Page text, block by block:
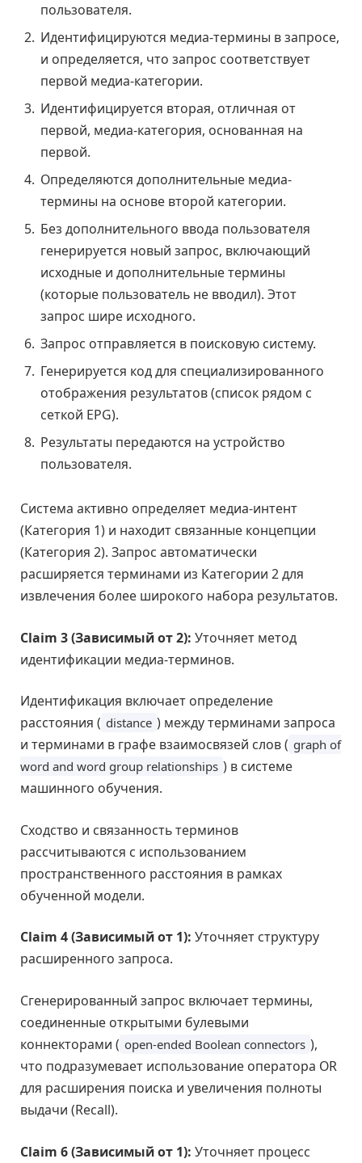
пользователя.
Идентифицируются медиа-термины в запросе,
и определяется, что запрос соответствует
первой медиа-категории.
Идентифицируется вторая, отличная от
первой, медиа-категория, основанная на
первой.
Определяются дополнительные медиа-
термины на основе второй категории.
Без дополнительного ввода пользователя
генерируется новый запрос, включающий
исходные и дополнительные термины
(которые пользователь не вводил). Этот
запрос шире исходного.
Запрос отправляется в поисковую систему.
Генерируется код для специализированного
отображения результатов (список рядом с
сеткой EPG).
Результаты передаются на устройство
пользователя.
Система активно определяет медиа-интент
(Категория 1) и находит связанные концепции
(Категория 2). Запрос автоматически
расширяется терминами из Категории 2 для
извлечения более широкого набора результатов.
Claim 3 (Зависимый от 2): Уточняет метод
идентификации медиа-терминов.
Идентификация включает определение
расстояния ( distance ) между терминами запроса
и терминами в графе взаимосвязей слов ( graph of
word and word group relationships ) в системе
машинного обучения.
Сходство и связанность терминов
рассчитываются с использованием
пространственного расстояния в рамках
обученной модели.
Claim 4 (Зависимый от 1): Уточняет структуру
расширенного запроса.
Сгенерированный запрос включает термины,
соединенные открытыми булевыми
коннекторами ( open-ended Boolean connectors ),
что подразумевает использование оператора OR
для расширения поиска и увеличения полноты
выдачи (Recall).
Claim 6 (Зависимый от 1): Уточняет процесс